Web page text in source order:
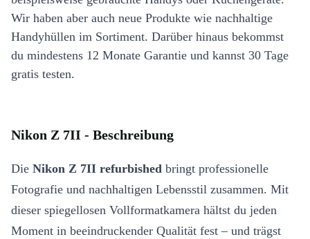
Wir haben aber auch neue Produkte wie nachhaltige
Handyhüllen im Sortiment. Darüber hinaus bekommst
du mindestens 12 Monate Garantie und kannst 30 Tage
gratis testen.
Nikon Z 7II - Beschreibung
Die Nikon Z 7II refurbished bringt professionelle
Fotografie und nachhaltigen Lebensstil zusammen. Mit
dieser spiegellosen Vollformatkamera hältst du jeden
Moment in beeindruckender Qualität fest – und trägst